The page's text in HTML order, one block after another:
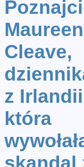
Maureen
Cleave,
z
która
skandal